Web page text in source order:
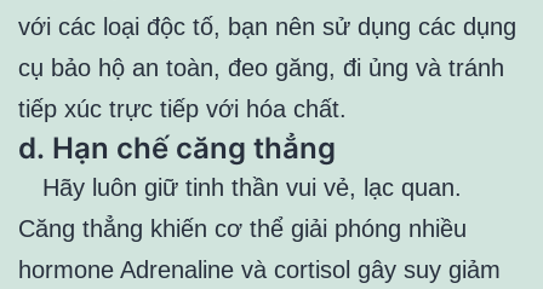
với các loại độc tố, bạn nên sử dụng các dụng
cụ bảo hộ an toàn, đeo găng, đi ủng và tránh
tiếp xúc trực tiếp với hóa chất.
d. Hạn chế căng thẳng
Hãy luôn giữ tinh thần vui vẻ, lạc quan.
Căng thẳng khiến cơ thể giải phóng nhiều
hormone Adrenaline và cortisol gây suy giảm